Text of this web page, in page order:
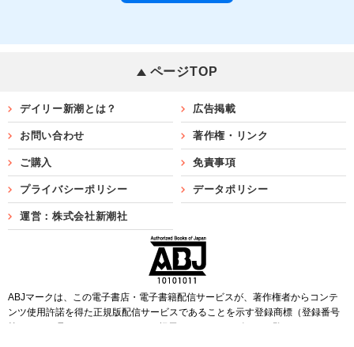
ページTOP
デイリー新潮とは？ 広告掲載
お問い合わせ 著作権・リンク
ご購入 免責事項
プライバシーポリシー データポリシー
運営：株式会社新潮社
ABJマークは、この電子書店・電子書籍配信サービスが、著作権者からコンテ
ンツ使用許諾を得た正規版配信サービスであることを示す登録商標（登録番号
第6091713号）です。ABJマークを掲示しているサービスの一覧は